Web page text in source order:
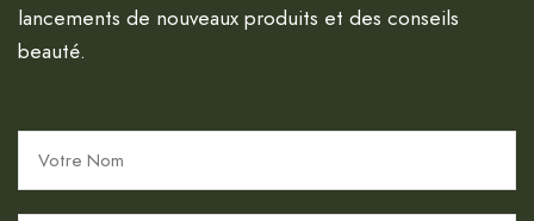
lancements de nouveaux produits et des conseils
beauté.